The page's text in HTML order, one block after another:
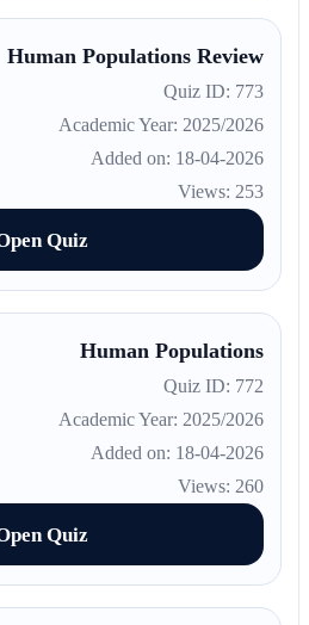
Human Populations Review
Quiz ID: 773
Academic Year: 2025/2026
Added on: 18-04-2026
Views: 253
Open Quiz
Human Populations
Quiz ID: 772
Academic Year: 2025/2026
Added on: 18-04-2026
Views: 260
Open Quiz